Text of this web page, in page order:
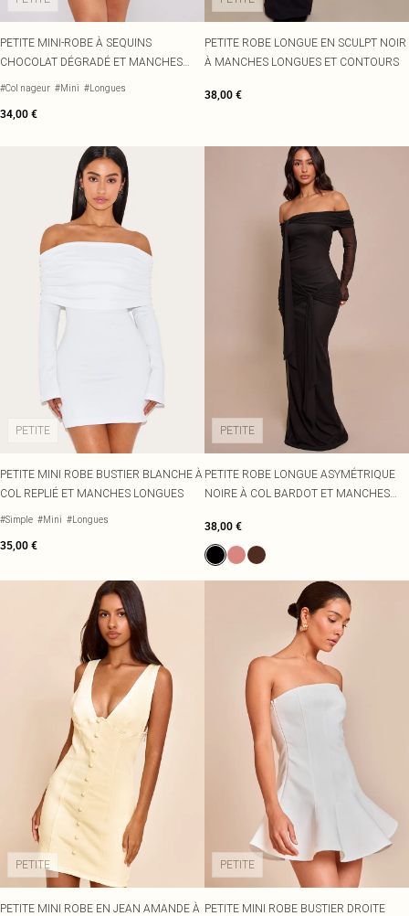
PETITE MINI-ROBE À SEQUINS
CHOCOLAT DÉGRADÉ ET MANCHES
LONGUES
#Col nageur #Mini #Longues
34,00 €
PETITE ROBE LONGUE EN SCULPT NOIR
À MANCHES LONGUES ET CONTOURS
38,00 €
PETITE
PETITE MINI ROBE BUSTIER BLANCHE À
COL REPLIÉ ET MANCHES LONGUES
#Simple #Mini #Longues
35,00 €
PETITE
PETITE ROBE LONGUE ASYMÉTRIQUE
NOIRE À COL BARDOT ET MANCHES
38,00 €
PETITE
PETITE MINI ROBE EN JEAN AMANDE À
PETITE
PETITE MINI ROBE BUSTIER DROITE